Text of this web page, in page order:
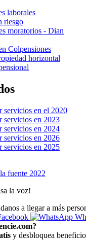
laborales
riesgo
moratorios - Dian
Colpensiones
horizontal
servicios en el 2020
servicios en 2023
servicios en 2024
servicios en 2026
servicios en 2025
fuente 2022
la voz!
a llegar a más
y desbloquea